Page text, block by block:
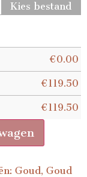
Kies bestand
€0.00
€119.50
€119.50
Goud, Goud